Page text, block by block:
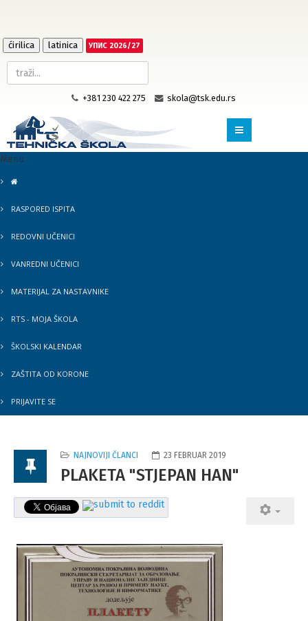
ćirilica latinica УПИС 2026/27
+381 230 422 275 skola@tsk.edu.rs
Menu
RASPORED ISPITA
REDOVNI UČENICI
VANREDNI UČENICI
MATERIJAL ZA NASTAVNIKE
RTS - MOJA ŠKOLA
ŠKOLSKI KALENDAR
ZAŠTITA OD KORONE
PRIJAVITE SE
NAJNOVIJI ČLANCI 23 FEBRUAR 2019
PLAKETA "STJEPAN HAN"